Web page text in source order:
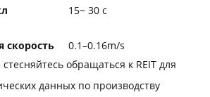
15~ 30 с
скорость
0.1–0.16m/s
обращаться к REIT для
данных по производству